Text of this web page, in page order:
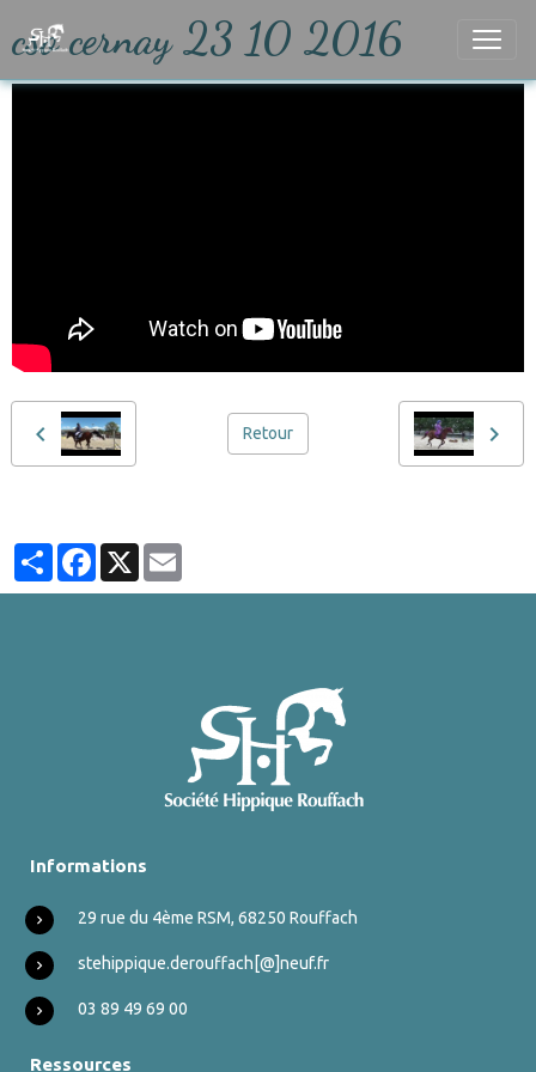
cso cernay 23 10 2016
Retour
PartagerFacebook
X
Informations
29 rue du 4ème RSM, 68250 Rouffach
stehippique.derouffach[@]neuf.fr
03 89 49 69 00
Ressources